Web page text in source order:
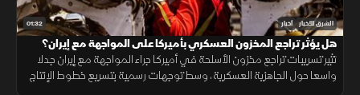
01:32 الشرق للأخبار أخبار
هل يؤثر تراجع المخزون العسكري بأميركا على المواجهة مع إيران؟
تثير تسريبات تراجع مخزون الأسلحة في أميركا جراء المواجهة مع إيران جدلا
واسعا حول الجاهزية العسكرية، وسط توجهات رسمية بتسريع خطوط الإنتاج